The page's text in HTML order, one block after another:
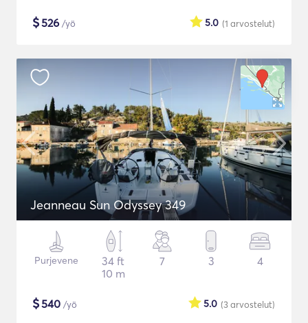
$526 /yö (1 arvostelut)
5.0
Jeanneau Sun Odyssey 349
Purjevene
34 ft
10 m
7 3 4
$540 /yö (3arvostelut)
5.0